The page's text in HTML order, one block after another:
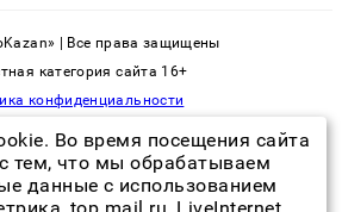
| Все права защищены
категория сайта 16+
конфиденциальности
в квартире цены москва отзывы
Во время посещения сайта
тем, что мы обрабатываем
данные с использованием